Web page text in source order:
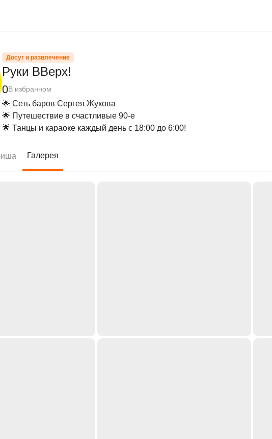
Досуг и развлечение
Руки ВВерх!
0В избранном
🌟 Сеть баров Сергея Жукова
🌟 Путешествие в счастливые 90-е
🌟 Танцы и караоке каждый день с 18:00 до 6:00!
Галерея